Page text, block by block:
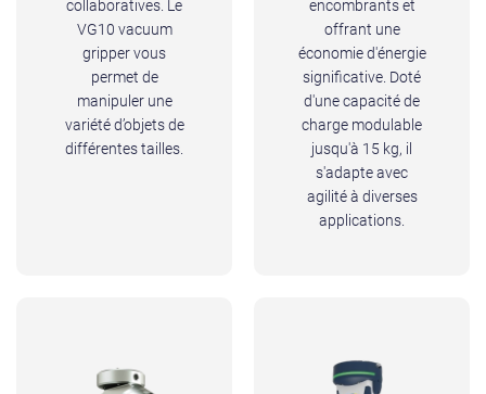
collaboratives. Le
VG10 vacuum
gripper vous
permet de
manipuler une
variété d’objets de
différentes tailles.
encombrants et
offrant une
économie d'énergie
significative. Doté
d'une capacité de
charge modulable
jusqu'à 15 kg, il
s'adapte avec
agilité à diverses
applications.